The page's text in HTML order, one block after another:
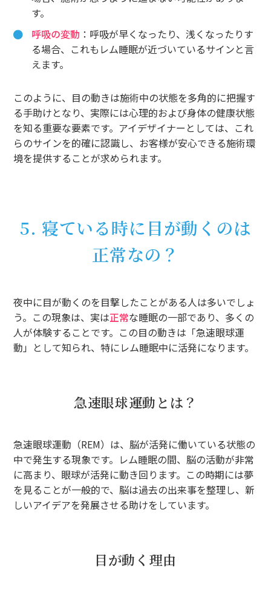
す。
呼吸の変動 ：呼吸が早くなったり、浅くなったりす
る場合、これもレム睡眠が近づいているサインと言
えます。
このように、目の動きは施術中の状態を多角的に把握す
る手助けとなり、実際には心理的および身体の健康状態
を知る重要な要素です。アイデザイナーとしては、これ
らのサインを的確に認識し、お客様が安心できる施術環
境を提供することが求められます。
5. 寝ている時に目が動くのは
正常なの？
夜中に目が動くのを目撃したことがある人は多いでしょ
う。この現象は、実は正常な睡眠の一部であり、多くの
人が体験することです。この目の動きは「急速眼球運
動」として知られ、特にレム睡眠中に活発になります。
急速眼球運動とは？
急速眼球運動（REM）は、脳が活発に働いている状態の
中で発生する現象です。レム睡眠の間、脳の活動が非常
に高まり、眼球が活発に動き回ります。この時期には夢
を見ることが一般的で、脳は過去の出来事を整理し、新
しいアイデアを発展させる助けをしています。
目が動く理由